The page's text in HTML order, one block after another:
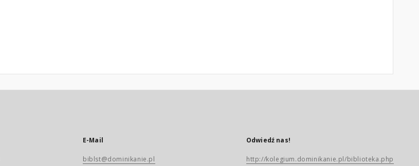
E-Mail
biblst@dominikanie.pl
Odwiedź nas!
http://kolegium.dominikanie.pl/biblioteka.php